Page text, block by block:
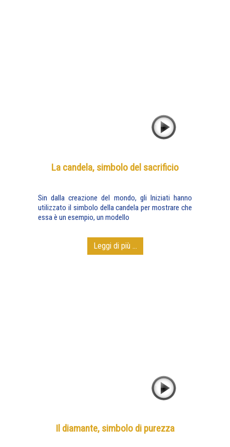
La candela, simbolo del sacrificio
Sin dalla creazione del mondo, gli Iniziati hanno
utilizzato il simbolo della candela per mostrare che
essa è un esempio, un modello
Leggi di più ...
Il diamante, simbolo di purezza